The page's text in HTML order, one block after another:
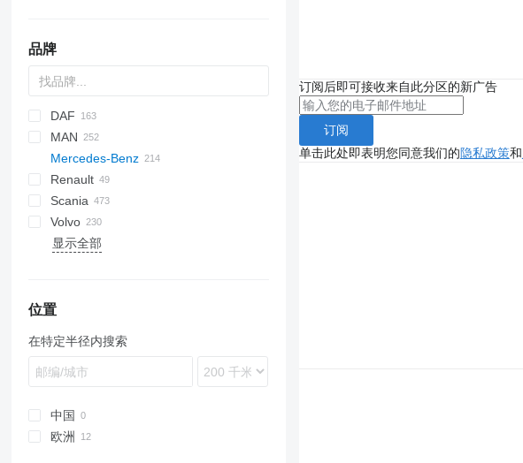
品牌
DAF
CF
LF
XF
XG
S-Way
Stralis
Trakker
MAN
Lion's series
TGA
TGL
TGM
TGS
Mercedes-Benz
A-Class
Actros
Actros 1831
Actros 1840
Actros 1846
Actros 1848
Actros 2544
Actros 2551
Antos
Antos 1830
Arocs
Econic 1829
Econic 2629
Econic 2633
Canter
Renault
Kerax
Magnum
Midlum
Scania
G-series
P-series
Volvo
B-series
VNL
显示全部
位置
在特定半径内搜索
中国
欧洲
订阅后即可接收来自此分区的新广告
订阅
单击此处即表明您同意我们的隐私政策和